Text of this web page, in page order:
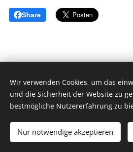
Share
Cookies
Wir verwenden Cookies, um das
und die Sicherheit der Website zu
bestmögliche Nutzererfahrung zu
Nur notwendige akzeptieren